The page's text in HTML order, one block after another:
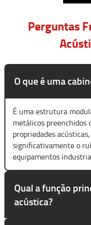
Perguntas
O que é uma
É uma estrutura
metálicos preenchidos
propriedades
significativamente o
equipamentos
Qual a função
acústica?